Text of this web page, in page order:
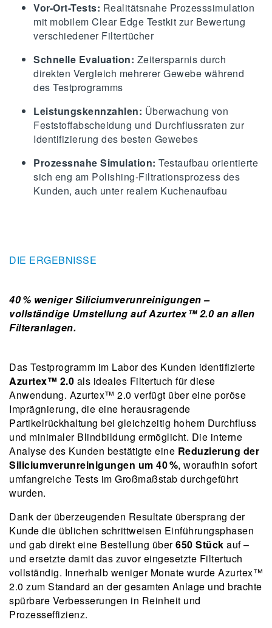
Vor-Ort-Tests: Realitätsnahe Prozesssimulation
mit mobilem Clear Edge Testkit zur Bewertung
verschiedener Filtertücher
Schnelle Evaluation: Zeitersparnis durch
direkten Vergleich mehrerer Gewebe während
des Testprogramms
Leistungskennzahlen: Überwachung von
Feststoffabscheidung und Durchflussraten zur
Identifizierung des besten Gewebes
Prozessnahe Simulation: Testaufbau orientierte
sich eng am Polishing-Filtrationsprozess des
Kunden, auch unter realem Kuchenaufbau
DIE ERGEBNISSE
40 % weniger Siliciumverunreinigungen –
vollständige Umstellung auf Azurtex™ 2.0 an allen
Filteranlagen.
Das Testprogramm im Labor des Kunden identifizierte
Azurtex™ 2.0 als ideales Filtertuch für diese
Anwendung. Azurtex™ 2.0 verfügt über eine poröse
Imprägnierung, die eine herausragende
Partikelrückhaltung bei gleichzeitig hohem Durchfluss
und minimaler Blindbildung ermöglicht. Die interne
Analyse des Kunden bestätigte eine Reduzierung der
Siliciumverunreinigungen um 40 %, woraufhin sofort
umfangreiche Tests im Großmaßstab durchgeführt
wurden.
Dank der überzeugenden Resultate übersprang der
Kunde die üblichen schrittweisen Einführungsphasen
und gab direkt eine Bestellung über650 Stück auf –
und ersetzte damit das zuvor eingesetzte Filtertuch
vollständig. Innerhalb weniger Monate wurde Azurtex™
2.0 zum Standard an der gesamten Anlage und brachte
spürbare Verbesserungen in Reinheit und
Prozesseffizienz.